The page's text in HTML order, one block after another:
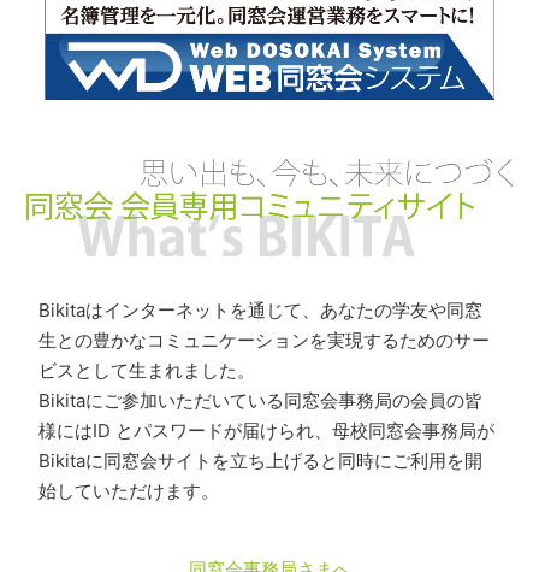
Bikitaはインターネットを通じて、あなたの学友や同窓
生との豊かなコミュニケーションを実現するためのサー
ビスとして生まれました。
Bikitaにご参加いただいている同窓会事務局の会員の皆
様にはID とパスワードが届けられ、母校同窓会事務局が
Bikitaに同窓会サイトを立ち上げると同時にご利用を開
始していただけます。